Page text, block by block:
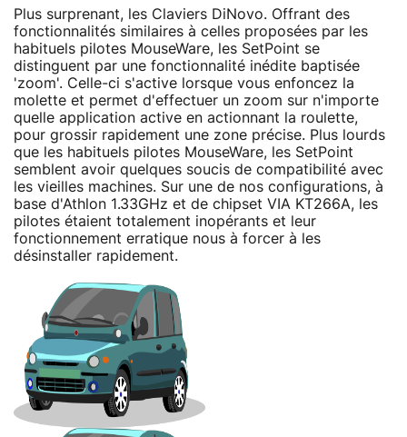
Plus surprenant, les Claviers DiNovo. Offrant des
fonctionnalités similaires à celles proposées par les
habituels pilotes MouseWare, les SetPoint se
distinguent par une fonctionnalité inédite baptisée
'zoom'. Celle-ci s'active lorsque vous enfoncez la
molette et permet d'effectuer un zoom sur n'importe
quelle application active en actionnant la roulette,
pour grossir rapidement une zone précise. Plus lourds
que les habituels pilotes MouseWare, les SetPoint
semblent avoir quelques soucis de compatibilité avec
les vieilles machines. Sur une de nos configurations, à
base d'Athlon 1.33GHz et de chipset VIA KT266A, les
pilotes étaient totalement inopérants et leur
fonctionnement erratique nous à forcer à les
désinstaller rapidement.